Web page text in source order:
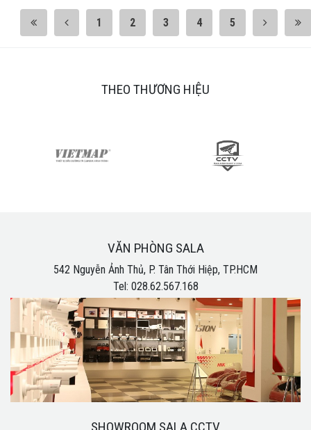
1 2 3 4 5
THEO THƯƠNG HIỆU
VĂN PHÒNG SALA
542 Nguyễn Ảnh Thủ, P. Tân Thới Hiệp, TP.HCM
Tel: 028.62.567.168